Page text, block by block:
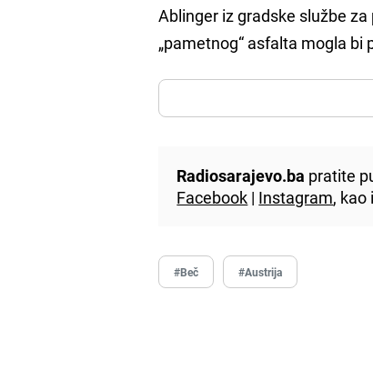
Ablinger iz gradske službe
„pametnog“ asfalta mogla
Radiosarajevo.ba pratite
Facebook | Instagram,
#Beč #Austrija